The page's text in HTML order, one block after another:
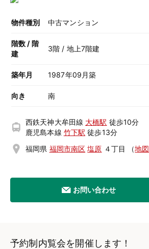
物件種別 中古マンション
階数 / 階
建
3階 / 地上7階建
築年月 1987年09月築
向き 南
西鉄天神大牟田線 大橋駅 徒歩10分
鹿児島本線 竹下駅 徒歩13分
福岡県 福岡市南区 塩原 ４丁目 （地図
お問い合わせ
予約制内覧会を開催します！